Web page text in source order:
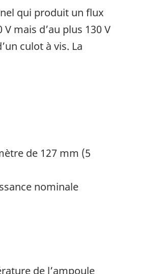
qui produit un flux
mais d’au plus 130 V
culot à vis. La
de 127 mm (5
nominale
de l’ampoule